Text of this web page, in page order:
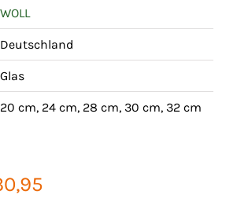
WOLL
Deutschland
Glas
20 cm, 24 cm, 28 cm, 30 cm, 32 cm